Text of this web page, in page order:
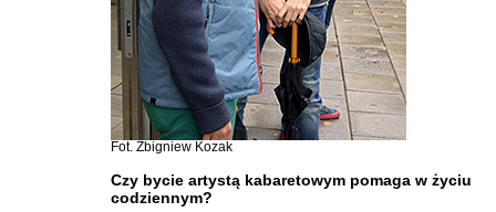
Fot. Zbigniew Kozak
Czy bycie artystą kabaretowym pomaga w życiu
codziennym?